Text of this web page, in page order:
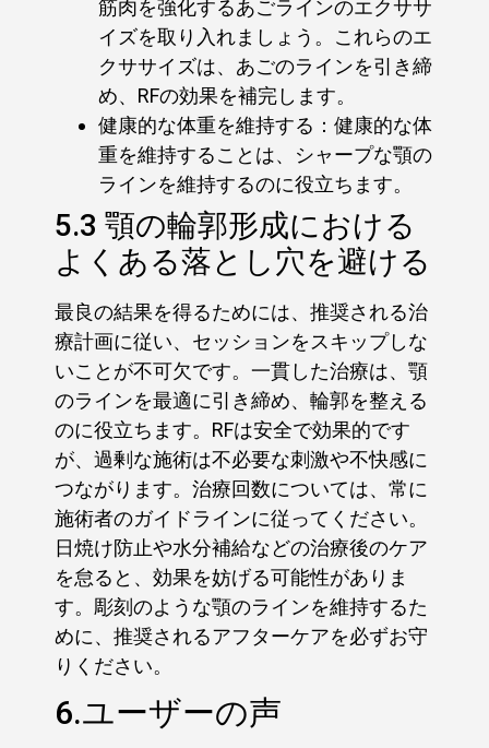
筋肉を強化するあごラインのエクササ
イズを取り入れましょう。これらのエ
クササイズは、あごのラインを引き締
め、RFの効果を補完します。
健康的な体重を維持する：健康的な体
重を維持することは、シャープな顎の
ラインを維持するのに役立ちます。
5.3 顎の輪郭形成における
よくある落とし穴を避ける
最良の結果を得るためには、推奨される治
療計画に従い、セッションをスキップしな
いことが不可欠です。一貫した治療は、顎
のラインを最適に引き締め、輪郭を整える
のに役立ちます。RFは安全で効果的です
が、過剰な施術は不必要な刺激や不快感に
つながります。治療回数については、常に
施術者のガイドラインに従ってください。
日焼け防止や水分補給などの治療後のケア
を怠ると、効果を妨げる可能性がありま
す。彫刻のような顎のラインを維持するた
めに、推奨されるアフターケアを必ずお守
りください。
6.ユーザーの声